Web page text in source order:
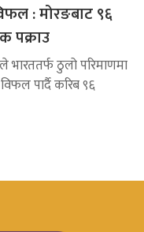
: मोरङबाट ९६
पक्राउ
भारततर्फ ठुलो परिमाणमा
पार्दै करिब ९६